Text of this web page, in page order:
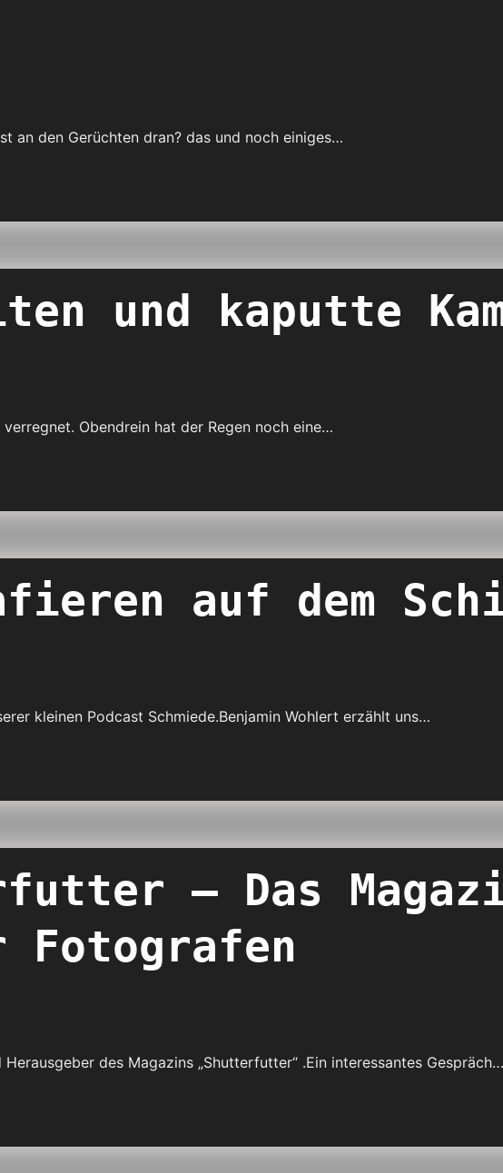
an den Gerüchten dran? das und noch einiges…
und kaputte
Obendrein hat der Regen noch eine…
auf dem
kleinen Podcast Schmiede.Benjamin Wohlert erzählt uns…
– Das
Fotografen
des Magazins „Shutterfutter“ .Ein interessantes Gespräch…